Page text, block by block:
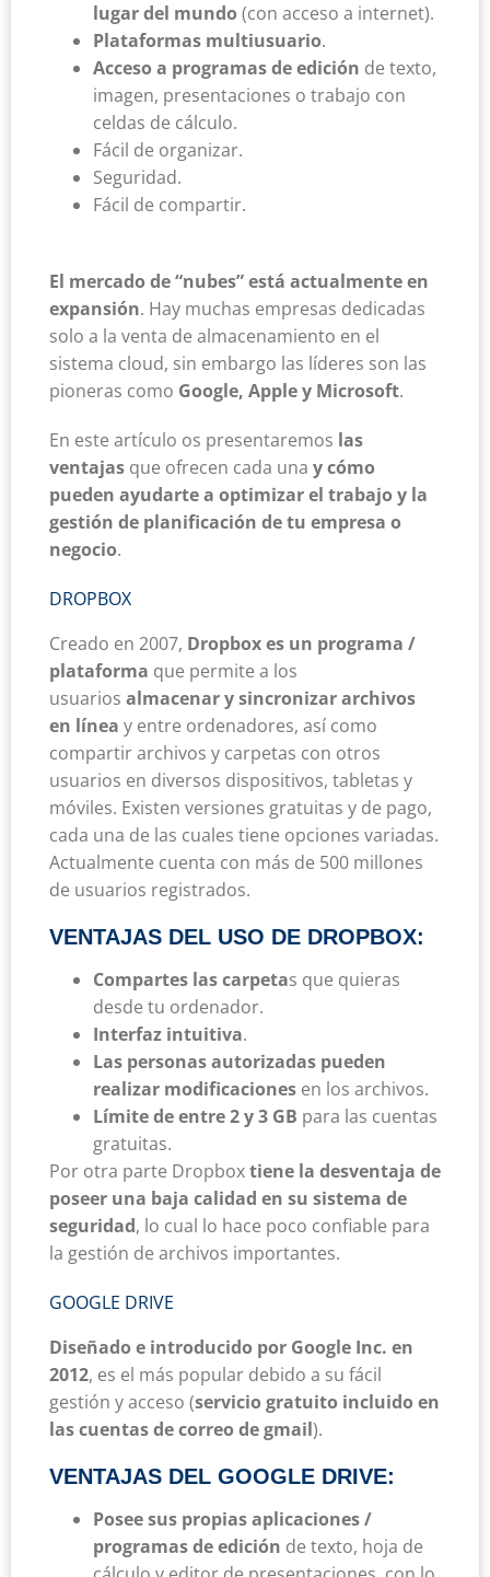
lugar del mundo (con acceso a internet).
Plataformas multiusuario.
Acceso a programas de edición de texto,
imagen, presentaciones o trabajo con
celdas de cálculo.
Fácil de organizar.
Seguridad.
Fácil de compartir.
El mercado de “nubes” está actualmente en
expansión. Hay muchas empresas dedicadas
solo a la venta de almacenamiento en el
sistema cloud, sin embargo las líderes son las
pioneras como Google, Apple y Microsoft.
En este artículo os presentaremos las
ventajas que ofrecen cada una y cómo
pueden ayudarte a optimizar el trabajo y la
gestión de planificación de tu empresa o
negocio.
DROPBOX
Creado en 2007, Dropbox es un programa /
plataforma que permite a los
usuarios almacenar y sincronizar archivos
en línea y entre ordenadores, así como
compartir archivos y carpetas con otros
usuarios en diversos dispositivos, tabletas y
móviles. Existen versiones gratuitas y de pago,
cada una de las cuales tiene opciones variadas.
Actualmente cuenta con más de 500 millones
de usuarios registrados.
VENTAJAS DEL USO DE DROPBOX:
Compartes las carpetas que quieras
desde tu ordenador.
Interfaz intuitiva.
Las personas autorizadas pueden
realizar modificaciones en los archivos.
Límite de entre 2 y 3 GB para las cuentas
gratuitas.
Por otra parte Dropboxtiene la desventaja de
poseer una baja calidad en su sistema de
seguridad, lo cual lo hace poco confiable para
la gestión de archivos importantes.
GOOGLE DRIVE
Diseñado e introducido por Google Inc. en
2012, es el más popular debido a su fácil
gestión y acceso (servicio gratuito incluido en
las cuentas de correo de gmail).
VENTAJAS DEL GOOGLE DRIVE:
Posee sus propias aplicaciones /
programas de edición de texto, hoja de